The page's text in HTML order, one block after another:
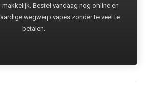
Bestel vandaag nog online en
wegwerp vapes zonder te veel te
betalen.